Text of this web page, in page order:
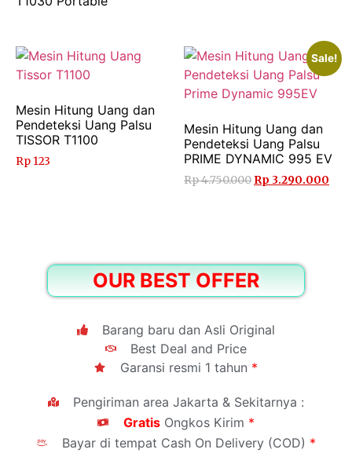
Mesin Hitung Uang dan
Pendeteksi Uang Palsu
TISSOR T1100
Rp 123
Sale!
Mesin Hitung Uang dan
Pendeteksi Uang Palsu
PRIME DYNAMIC 995 EV
Rp4.750.000 Rp 3.290.000
OUR BEST OFFER
Barang baru dan Asli Original
Best Deal and Price
Garansi resmi 1 tahun *
Pengiriman area Jakarta & Sekitarnya :
GratisOngkos Kirim *
Bayar di tempat Cash On Delivery (COD) *